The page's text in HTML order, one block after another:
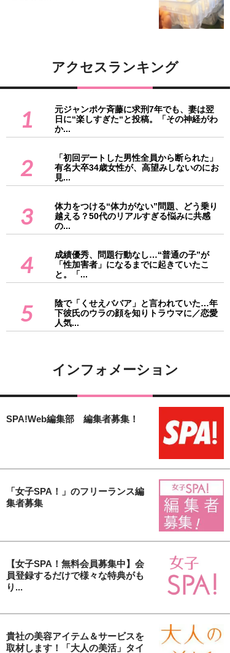
アクセスランキング
1
元ジャンポケ斉藤に求刑7年でも、妻は翌
日に“楽しすぎた“と投稿。「その神経がわ
か...
2
「初回デートした男性全員から断られた」
有名大卒34歳女性が、高望みしないのにお
見...
3
体力をつける“体力がない”問題、どう乗り
越える？50代のリアルすぎる悩みに共感
の...
4
成績優秀、問題行動なし…“普通の子”が
「性加害者」になるまでに起きていたこ
と。「...
5
陰で「くせえババア」と言われていた…年
下彼氏のウラの顔を知りトラウマに／恋愛
人気...
インフォメーション
SPA!Web編集部 編集者募集！
「女子SPA！」のフリーランス編
集者募集
【女子SPA！無料会員募集中】会
員登録するだけで様々な特典がも
り...
貴社の美容アイテム＆サービスを
取材します！「大人の美活」タイ